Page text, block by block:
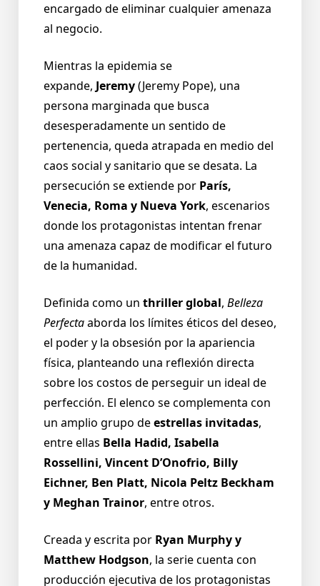
encargado de eliminar cualquier amenaza
al negocio.
Mientras la epidemia se
expande, Jeremy(Jeremy Pope), una
persona marginada que busca
desesperadamente un sentido de
pertenencia, queda atrapada en medio del
caos social y sanitario que se desata. La
persecución se extiende por París,
Venecia, Roma y Nueva York, escenarios
donde los protagonistas intentan frenar
una amenaza capaz de modificar el futuro
de la humanidad.
Definida como un thriller global, Belleza
Perfectaaborda los límites éticos del deseo,
el poder y la obsesión por la apariencia
física, planteando una reflexión directa
sobre los costos de perseguir un ideal de
perfección. El elenco se complementa con
un amplio grupo deestrellas invitadas,
entre ellas Bella Hadid, Isabella
Rossellini, Vincent D’Onofrio, Billy
Eichner, Ben Platt, Nicola Peltz Beckham
y Meghan Trainor, entre otros.
Creada y escrita por Ryan Murphy y
Matthew Hodgson, la serie cuenta con
producción ejecutiva de los protagonistas